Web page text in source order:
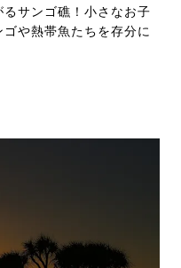
サンゴ礁！小さなお子
や熱帯魚たちを存分に